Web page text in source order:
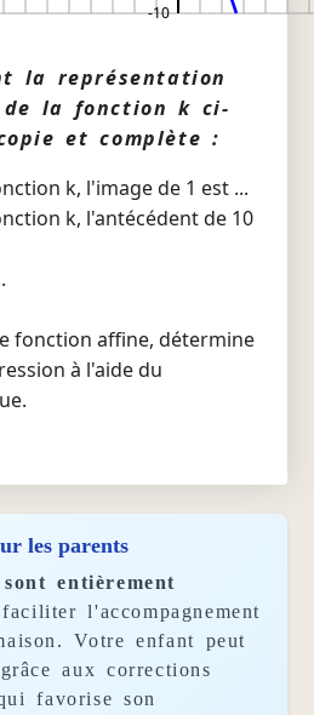
-10
la représentation
la fonction k ci-
et complète :
k, l'image de 1 est ...
k, l'antécédent de 10
fonction affine, détermine
à l'aide du
les parents
entièrement
l'accompagnement
Votre enfant peut
aux corrections
favorise son